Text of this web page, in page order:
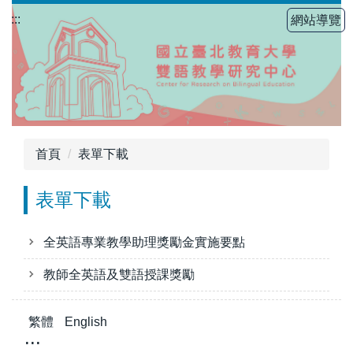
跳
到
主
要
容
區
::: 網站導覽
首頁 表單下載
表單下載
全英語專業教學助理獎勵金實施要點
教師全英語及雙語授課獎勵
繁體 English